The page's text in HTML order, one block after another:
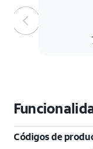
Códigos de